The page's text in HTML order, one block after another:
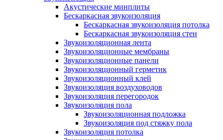
Акустические минплиты
Бескаркасная звукоизоляция
Бескаркасная звукоизоляция потолка
Бескаркасная звукоизоляция стен
Звукоизоляционная лента
Звукоизоляционные мембраны
Звукоизоляционные панели
Звукоизоляционный герметик
Звукоизоляционный клей
Звукоизоляция воздуховодов
Звукоизоляция перегородок
Звукоизоляция пола
Звукоизоляционная подложка
Звукоизоляция под стяжку пола
Звукоизоляция потолка